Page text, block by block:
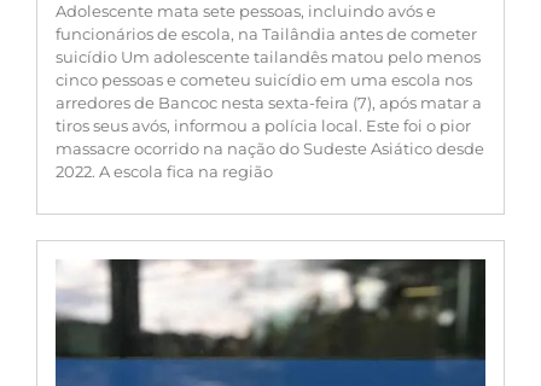
Adolescente mata sete pessoas, incluindo avós e
funcionários de escola, na Tailândia antes de cometer
suicídio Um adolescente tailandês matou pelo menos
cinco pessoas e cometeu suicídio em uma escola nos
arredores de Bancoc nesta sexta-feira (7), após matar a
tiros seus avós, informou a polícia local. Este foi o pior
massacre ocorrido na nação do Sudeste Asiático desde
2022. A escola fica na região